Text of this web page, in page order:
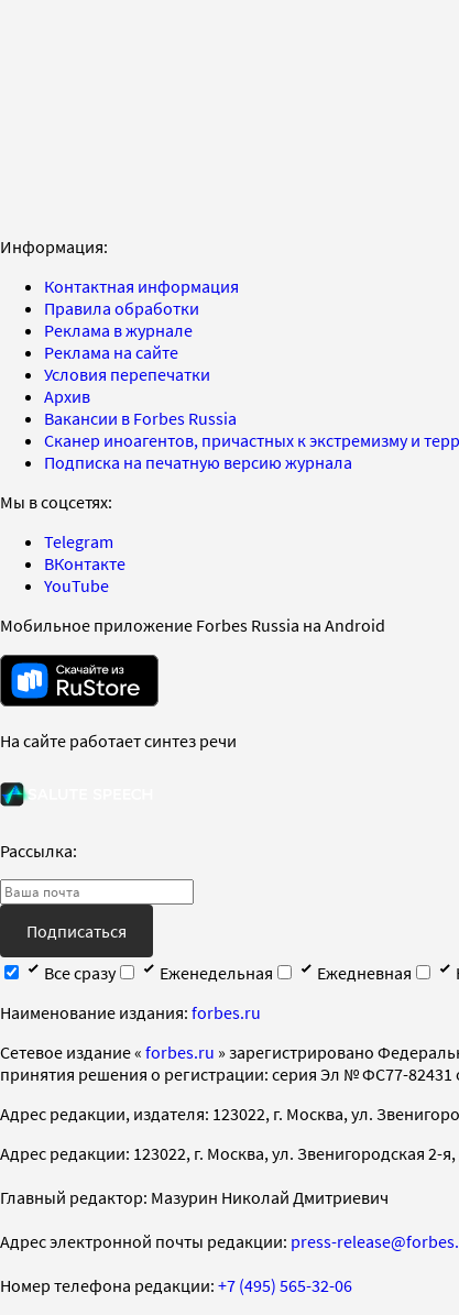
Информация:
Контактная информация
Правила обработки
Реклама в журнале
Реклама на сайте
Условия перепечатки
Архив
Вакансии в Forbes Russia
Сканер иноагентов, причастных к экстремизму и
Подписка на печатную версию журнала
Мы в соцсетях:
Telegram
ВКонтакте
YouTube
Мобильное приложение Forbes Russia на Android
На сайте работает синтез речи
Рассылка:
Подписаться
Все сразу
Еженедельная Ежедневная
Наименование издания: forbes.ru
Cетевое издание « forbes.ru » зарегистрировано
принятия решения о регистрации: серия Эл № ФС77-82431
Адрес редакции, издателя: 123022, г. Москва, ул.
Адрес редакции: 123022, г. Москва, ул. Звенигородская 2-я,
Главный редактор: Мазурин Николай Дмитриевич
Адрес электронной почты редакции: press-
Номер телефона редакции: +7 (495) 565-32-06